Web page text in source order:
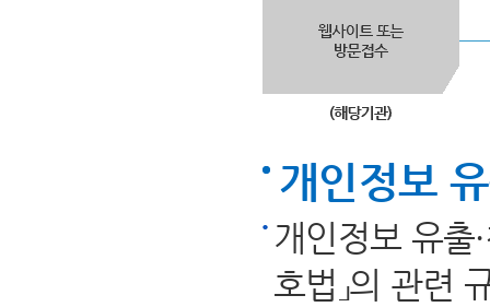
개인정보
개인정보 유출
호법」의 관련